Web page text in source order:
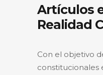
Artículos
Realidad
Con el objetivo
constitucionales